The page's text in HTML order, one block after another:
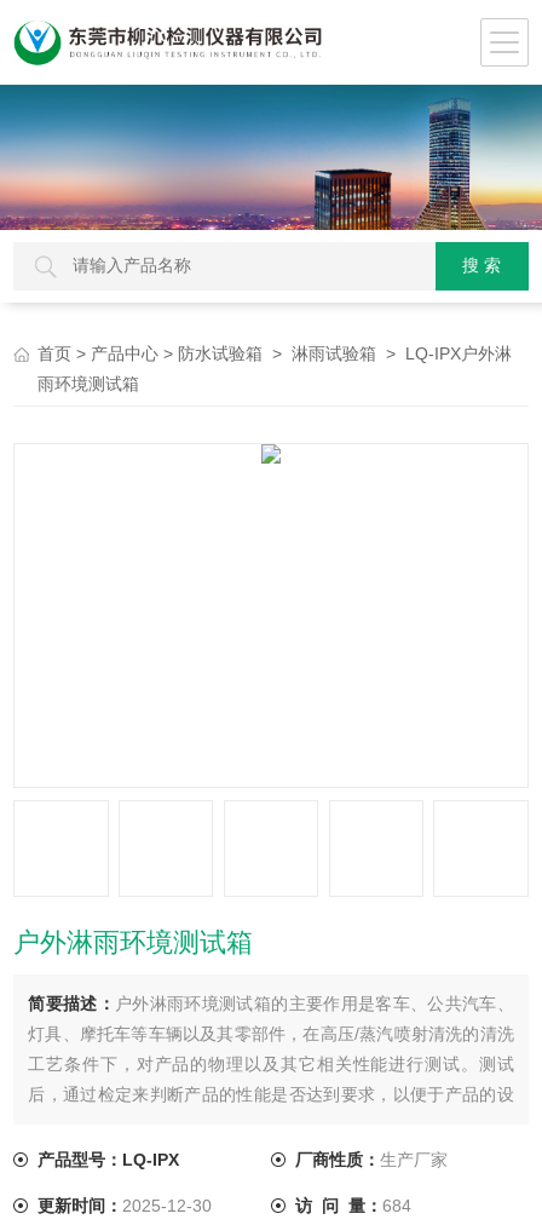
首页 > 产品中心 > 防水试验箱 >淋雨试验箱 > LQ-IPX户外淋
雨环境测试箱
户外淋雨环境测试箱
简要描述： 户外淋雨环境测试箱的主要作用是客车、公共汽车、
灯具、摩托车等车辆以及其零部件，在高压/蒸汽喷射清洗的清洗
工艺条件下，对产品的物理以及其它相关性能进行测试。测试
后，通过检定来判断产品的性能是否达到要求，以便于产品的设
产品型号：LQ-IPX
厂商性质： 生产厂家
更新时间： 2025-12-30 访 问 量： 684